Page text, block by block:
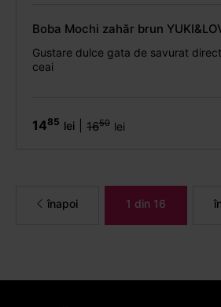
Boba Mochi zahăr brun
Gustare dulce gata de savurat
ceai
1485 lei 1650 lei
înapoi 1 din 16